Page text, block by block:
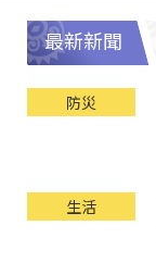
最新新聞
防災
生活